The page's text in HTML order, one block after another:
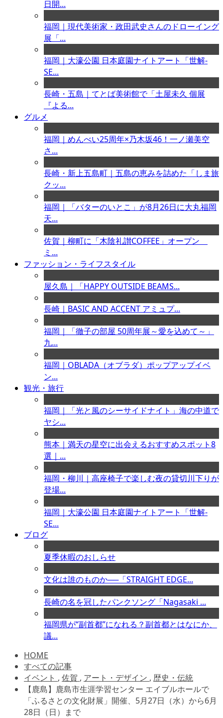
日開...
福岡｜現代美術家・政田武史さんのドローイング
展「...
福岡｜大濠公園 日本庭園ナイトアート「世解-
SE...
長崎・五島｜てとば美術館で「土屋未久 個展
『よる...
グルメ
福岡｜めんべい25周年×乃木坂46！一ノ瀬美空
さ...
長崎・新上五島町｜五島の恵みを詰めた「しま旅
クッ...
福岡｜「バターのいとこ」が8月26日に大丸福岡
天...
佐賀｜柳町に「木陰礼讃COFFEE」オープン
ミ...
ファッション・ライフスタイル
屋久島｜「HAPPY OUTSIDE BEAMS...
長崎｜BASIC AND ACCENT アミュプ...
福岡｜「徹子の部屋 50周年展～愛を込めて～」
九...
福岡｜OBLADA（オブラダ）ポップアップイベ
ン...
観光・旅行
福岡｜「光と風のシーサイドナイト」海の中道で
ヤシ...
熊本｜満天の星空に出会えるおすすめスポット8
選｜...
福岡・柳川｜高座椅子で楽しむ夜の貸切川下りが
登場...
福岡｜大濠公園 日本庭園ナイトアート「世解-
SE...
ブログ
夏季休暇のおしらせ
文化は誰のものか──「STRAIGHT EDGE...
長崎の名を冠したパンクソング「Nagasaki ...
福岡県が“副首都”になれる？副首都とはなにか、
議...
HOME
すべての記事
イベント , 佐賀 , アート・デザイン , 歴史・伝統
【鹿島】鹿島市生涯学習センター エイブルホールで
「ふるさとの文化財展」開催、5月27日（水）から6月
28日（日）まで